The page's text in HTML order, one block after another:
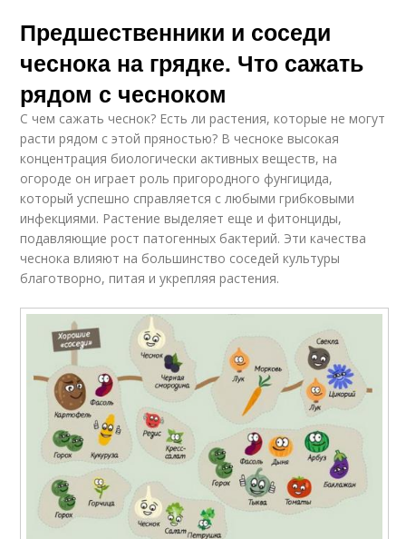
Предшественники и соседи
чеснока на грядке. Что сажать
рядом с чесноком
С чем сажать чеснок? Есть ли растения, которые не могут
расти рядом с этой пряностью? В чесноке высокая
концентрация биологически активных веществ, на
огороде он играет роль пригородного фунгицида,
который успешно справляется с любыми грибковыми
инфекциями. Растение выделяет еще и фитонциды,
подавляющие рост патогенных бактерий. Эти качества
чеснока влияют на большинство соседей культуры
благотворно, питая и укрепляя растения.